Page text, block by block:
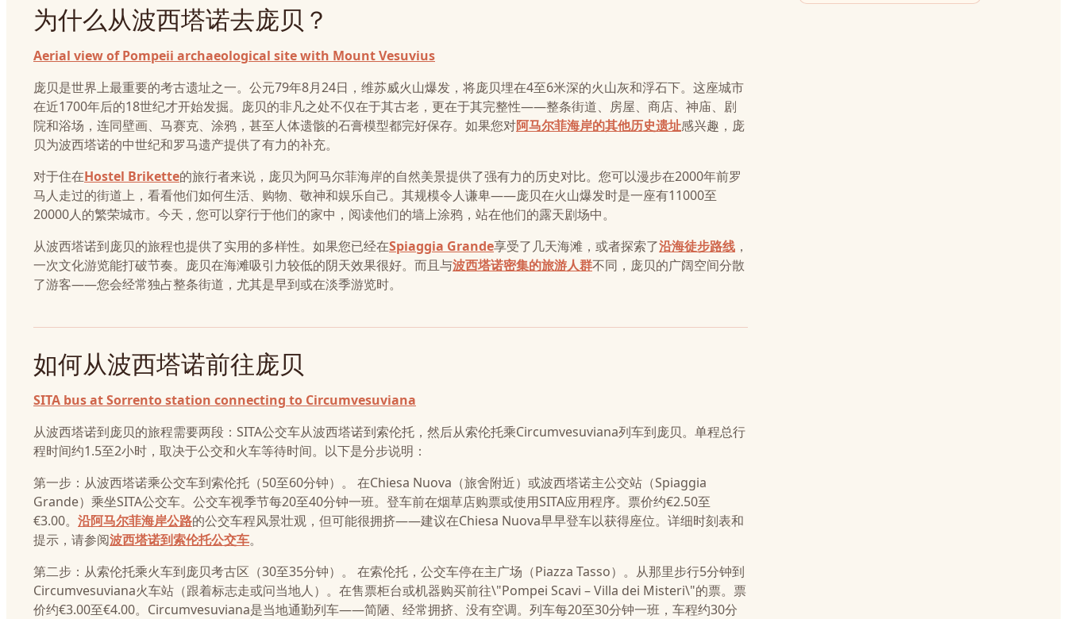
为什么从波西塔诺去庞贝？
Aerial view of Pompeii archaeological site with Mount Vesuvius
庞贝是世界上最重要的考古遗址之一。公元79年8月24日，维苏威火山爆发，将庞贝埋在4至6米深的火山灰和浮石下。这座城市
在近1700年后的18世纪才开始发掘。庞贝的非凡之处不仅在于其古老，更在于其完整性——整条街道、房屋、商店、神庙、剧
院和浴场，连同壁画、马赛克、涂鸦，甚至人体遗骸的石膏模型都完好保存。如果您对阿马尔菲海岸的其他历史遗址感兴趣，庞
贝为波西塔诺的中世纪和罗马遗产提供了有力的补充。
对于住在Hostel Brikette的旅行者来说，庞贝为阿马尔菲海岸的自然美景提供了强有力的历史对比。您可以漫步在2000年前罗
马人走过的街道上，看看他们如何生活、购物、敬神和娱乐自己。其规模令人谦卑——庞贝在火山爆发时是一座有11000至
20000人的繁荣城市。今天，您可以穿行于他们的家中，阅读他们的墙上涂鸦，站在他们的露天剧场中。
从波西塔诺到庞贝的旅程也提供了实用的多样性。如果您已经在Spiaggia Grande享受了几天海滩，或者探索了沿海徒步路线 ，
一次文化游览能打破节奏。庞贝在海滩吸引力较低的阴天效果很好。而且与波西塔诺密集的旅游人群不同，庞贝的广阔空间分散
了游客——您会经常独占整条街道，尤其是早到或在淡季游览时。
如何从波西塔诺前往庞贝
SITA bus at Sorrento station connecting to Circumvesuviana
从波西塔诺到庞贝的旅程需要两段：SITA公交车从波西塔诺到索伦托，然后从索伦托乘Circumvesuviana列车到庞贝。单程总行
程时间约1.5至2小时，取决于公交和火车等待时间。以下是分步说明：
第一步：从波西塔诺乘公交车到索伦托（50至60分钟）。 在Chiesa Nuova（旅舍附近）或波西塔诺主公交站（Spiaggia
Grande）乘坐SITA公交车。公交车视季节每20至40分钟一班。登车前在烟草店购票或使用SITA应用程序。票价约€2.50至
€3.00。 沿阿马尔菲海岸公路的公交车程风景壮观，但可能很拥挤——建议在Chiesa Nuova早早登车以获得座位。详细时刻表和
提示，请参阅波西塔诺到索伦托公交车。
第二步：从索伦托乘火车到庞贝考古区（30至35分钟）。 在索伦托，公交车停在主广场（Piazza Tasso）。从那里步行5分钟到
Circumvesuviana火车站（跟着标志走或问当地人）。在售票柜台或机器购买前往\"Pompei Scavi – Villa dei Misteri\"的票。票
价约€3.00至€4.00。Circumvesuviana是当地通勤列车——简陋、经常拥挤、没有空调。列车每20至30分钟一班，车程约30分